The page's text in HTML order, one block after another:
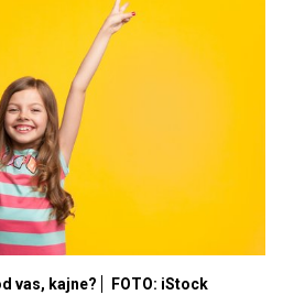
vas, kajne? FOTO: iStock